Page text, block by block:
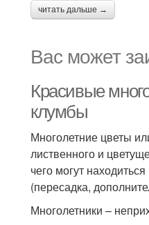
читать дальше →
Вас может
Красивые
клумбы
Многолетние цветы
лиственного и
чего могут
(пересадка,
Многолетники –